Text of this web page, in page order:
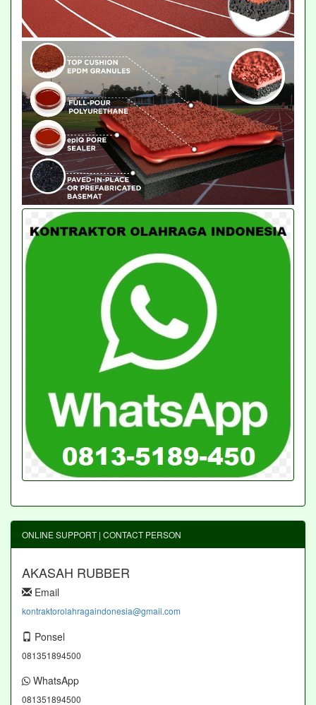
ONLINE SUPPORT | CONTACT PERSON
AKASAH RUBBER
Email
kontraktorolahragaindonesia@gmail.com
Ponsel
081351894500
WhatsApp
081351894500